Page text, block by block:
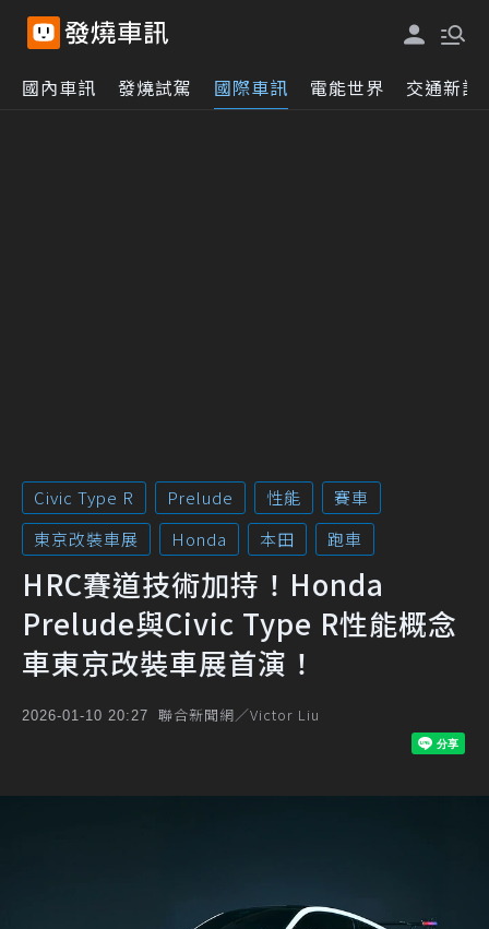
國內車訊 發燒試駕 國際車訊 電能世界 交通新訊
Civic Type R Prelude 性能
賽車
東京改裝車展
Honda 本田 跑車
HRC賽道技術加持！Honda
Prelude與Civic Type R性能概念
車東京改裝車展首演！
2026-01-10 20:27 聯合新聞網／Victor Liu